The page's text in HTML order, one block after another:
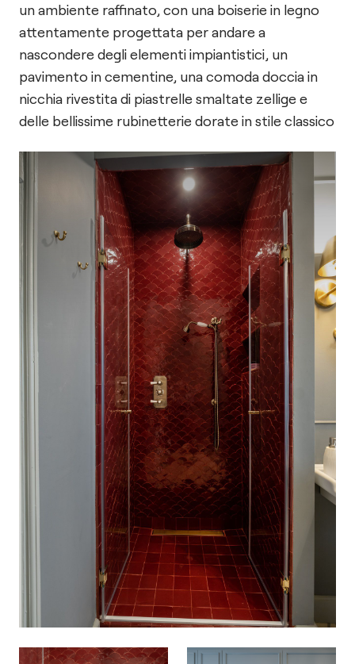
un ambiente raffinato, con una boiserie in legno
attentamente progettata per andare a
nascondere degli elementi impiantistici, un
pavimento in cementine, una comoda doccia in
nicchia rivestita di piastrelle smaltate zellige e
delle bellissime rubinetterie dorate in stile classico